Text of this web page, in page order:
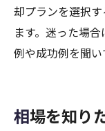
却プランを選択
ます。迷った場
例や成功例を聞い
相場を知りたいなら不動産売却の基本